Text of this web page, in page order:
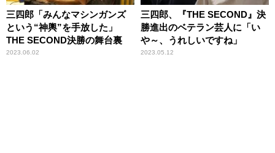
三四郎「みんなマシンガンズ
という“神輿”を手放した」
THE SECOND決勝の舞台裏
2023.06.02
三四郎、『THE SECOND』決
勝進出のベテラン芸人に「い
や～、うれしいですね」
2023.05.12